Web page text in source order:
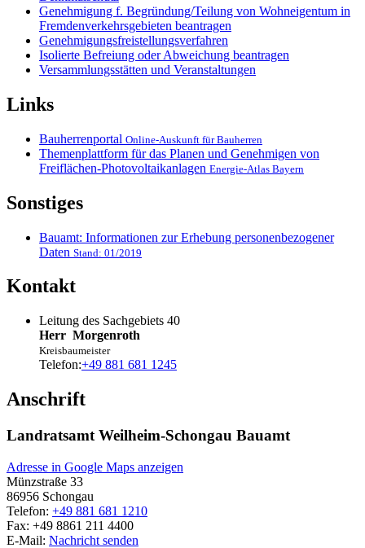
Genehmigung f. Begründung/Teilung von Wohneigentum in
Fremdenverkehrsgebieten beantragen
Genehmigungsfreistellungsverfahren
Isolierte Befreiung oder Abweichung beantragen
Versammlungsstätten und Veranstaltungen
Links
Bauherrenportal Online-Auskunft für Bauherren
Themenplattform für das Planen und Genehmigen von
Freiflächen-Photovoltaikanlagen Energie-Atlas Bayern
Sonstiges
Bauamt: Informationen zur Erhebung personenbezogener
Daten Stand: 01/2019
Kontakt
Leitung des Sachgebiets 40
Herr Morgenroth
Kreisbaumeister
Telefon:+49 881 681 1245
Anschrift
Landratsamt Weilheim-Schongau Bauamt
Adresse in Google Maps anzeigen
Münzstraße 33
86956 Schongau
Telefon: +49 881 681 1210
Fax: +49 8861 211 4400
E-Mail: Nachricht senden